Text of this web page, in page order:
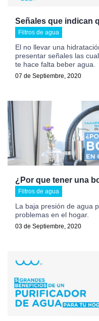
Señales que indican
Filtros de agua
El no llevar una
presentar señales las
te hace falta beber agua.
07 de Septiembre, 2020
¿Por que tener una
Filtros de agua
La baja presión de agua
problemas en el hogar.
03 de Septiembre, 2020